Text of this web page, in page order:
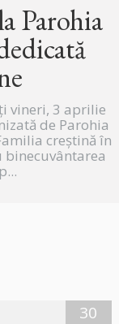
Parohia
vineri, 3 aprilie
de Parohia
creștină în
binecuvântarea
30